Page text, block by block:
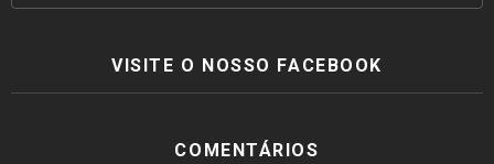
VISITE O NOSSO FACEBOOK
COMENTÁRIOS